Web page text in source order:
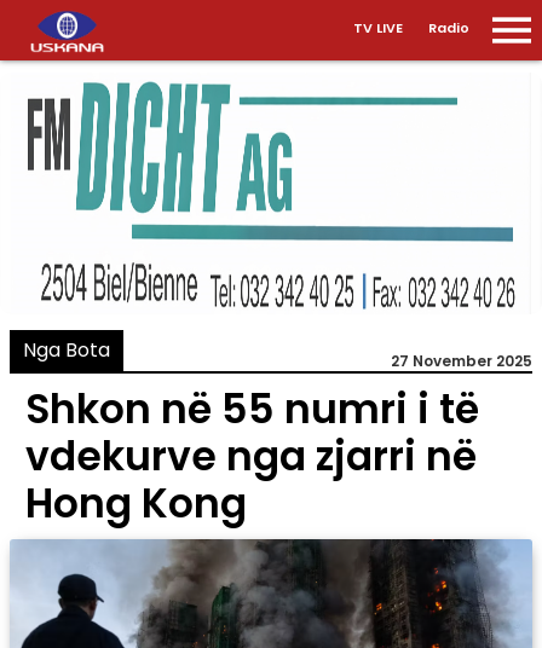
TV LIVE Radio
Nga Bota 27 November 2025
Shkon në 55 numri i të
vdekurve nga zjarri në
Hong Kong